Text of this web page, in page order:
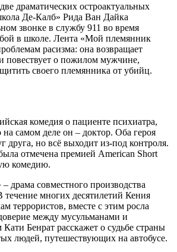
драматических остроактуальных
Де-Калб» Рида Ван Дайка
звонке в службу 911 во время
в школе. Лента «Мой племянник
расизма: она возвращает
повествует о пожилом мужчине,
своего племянника от убийц.
комедия о пациенте психиатра,
на самом деле он – доктор. Оба героя
друга, но всё выходит из-под контроля.
отмечена премией American Short
комедию.
драма совместного производства
многих десятилетий Кения
террористов, вместе с этим росла
между мусульманами и
Бенрат расскажет о судьбе страны
людей, путешествующих на автобусе.